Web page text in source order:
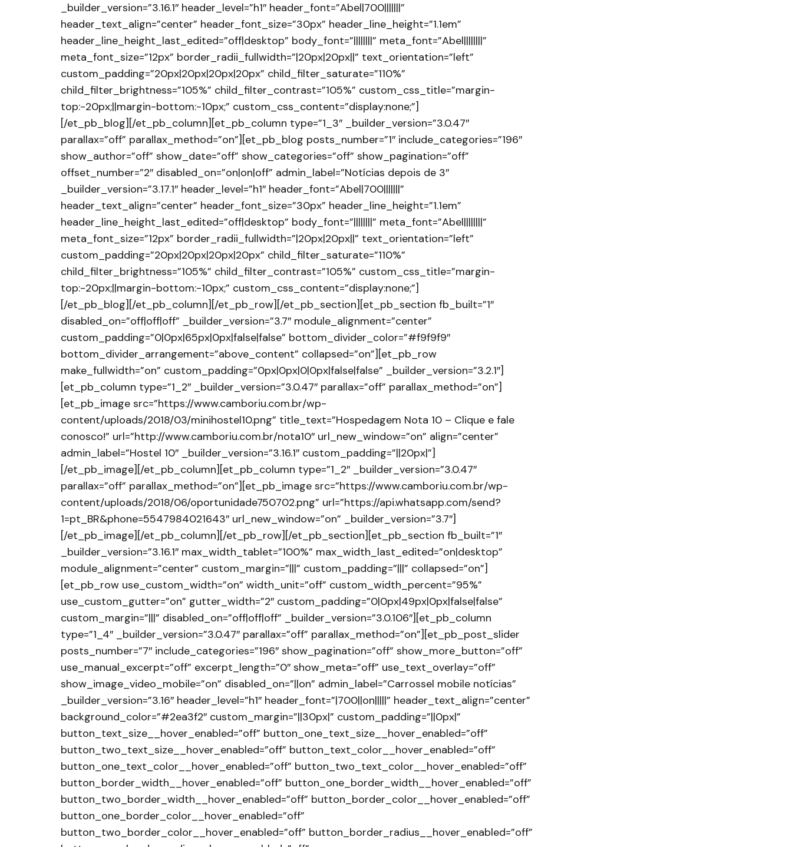
_builder_version=”3.16.1″ header_level=”h1″ header_font=”Abel|700|||||||”
header_text_align=”center” header_font_size=”30px” header_line_height=”1.1em”
header_line_height_last_edited=”off|desktop” body_font=”||||||||” meta_font=”Abel||||||||”
meta_font_size=”12px” border_radii_fullwidth=”|20px|20px||” text_orientation=”left”
custom_padding=”20px|20px|20px|20px” child_filter_saturate=”110%”
child_filter_brightness=”105%” child_filter_contrast=”105%” custom_css_title=”margin-
top:-20px;||margin-bottom:-10px;” custom_css_content=”display:none;”]
[/et_pb_blog][/et_pb_column][et_pb_column type=”1_3″ _builder_version=”3.0.47″
parallax=”off” parallax_method=”on”][et_pb_blog posts_number=”1″ include_categories=”196″
show_author=”off” show_date=”off” show_categories=”off” show_pagination=”off”
offset_number=”2″ disabled_on=”on|on|off” admin_label=”Notícias depois de 3″
_builder_version=”3.17.1″ header_level=”h1″ header_font=”Abel|700|||||||”
header_text_align=”center” header_font_size=”30px” header_line_height=”1.1em”
header_line_height_last_edited=”off|desktop” body_font=”||||||||” meta_font=”Abel||||||||”
meta_font_size=”12px” border_radii_fullwidth=”|20px|20px||” text_orientation=”left”
custom_padding=”20px|20px|20px|20px” child_filter_saturate=”110%”
child_filter_brightness=”105%” child_filter_contrast=”105%” custom_css_title=”margin-
top:-20px;||margin-bottom:-10px;” custom_css_content=”display:none;”]
[/et_pb_blog][/et_pb_column][/et_pb_row][/et_pb_section][et_pb_section fb_built=”1″
disabled_on=”off|off|off” _builder_version=”3.7″ module_alignment=”center”
custom_padding=”0|0px|65px|0px|false|false” bottom_divider_color=”#f9f9f9″
bottom_divider_arrangement=”above_content” collapsed=”on”][et_pb_row
make_fullwidth=”on” custom_padding=”0px|0px|0|0px|false|false” _builder_version=”3.2.1″]
[et_pb_column type=”1_2″ _builder_version=”3.0.47″ parallax=”off” parallax_method=”on”]
[et_pb_image src=”https://www.camboriu.com.br/wp-
content/uploads/2018/03/minihostel10.png” title_text=”Hospedagem Nota 10 – Clique e fale
conosco!” url=”http://www.camboriu.com.br/nota10″ url_new_window=”on” align=”center”
admin_label=”Hostel 10″ _builder_version=”3.16.1″ custom_padding=”||20px|”]
[/et_pb_image][/et_pb_column][et_pb_column type=”1_2″ _builder_version=”3.0.47″
parallax=”off” parallax_method=”on”][et_pb_image src=”https://www.camboriu.com.br/wp-
content/uploads/2018/06/oportunidade750702.png” url=”https://api.whatsapp.com/send?
1=pt_BR&phone=5547984021643″ url_new_window=”on” _builder_version=”3.7″]
[/et_pb_image][/et_pb_column][/et_pb_row][/et_pb_section][et_pb_section fb_built=”1″
_builder_version=”3.16.1″ max_width_tablet=”100%” max_width_last_edited=”on|desktop”
module_alignment=”center” custom_margin=”|||” custom_padding=”|||” collapsed=”on”]
[et_pb_row use_custom_width=”on” width_unit=”off” custom_width_percent=”95%”
use_custom_gutter=”on” gutter_width=”2″ custom_padding=”0|0px|49px|0px|false|false”
custom_margin=”|||” disabled_on=”off|off|off” _builder_version=”3.0.106″][et_pb_column
type=”1_4″ _builder_version=”3.0.47″ parallax=”off” parallax_method=”on”][et_pb_post_slider
posts_number=”7″ include_categories=”196″ show_pagination=”off” show_more_button=”off”
use_manual_excerpt=”off” excerpt_length=”0″ show_meta=”off” use_text_overlay=”off”
show_image_video_mobile=”on” disabled_on=”||on” admin_label=”Carrossel mobile notícias”
_builder_version=”3.16″ header_level=”h1″ header_font=”|700||on|||||” header_text_align=”center”
background_color=”#2ea3f2″ custom_margin=”||30px|” custom_padding=”||0px|”
button_text_size__hover_enabled=”off” button_one_text_size__hover_enabled=”off”
button_two_text_size__hover_enabled=”off” button_text_color__hover_enabled=”off”
button_one_text_color__hover_enabled=”off” button_two_text_color__hover_enabled=”off”
button_border_width__hover_enabled=”off” button_one_border_width__hover_enabled=”off”
button_two_border_width__hover_enabled=”off” button_border_color__hover_enabled=”off”
button_one_border_color__hover_enabled=”off”
button_two_border_color__hover_enabled=”off” button_border_radius__hover_enabled=”off”